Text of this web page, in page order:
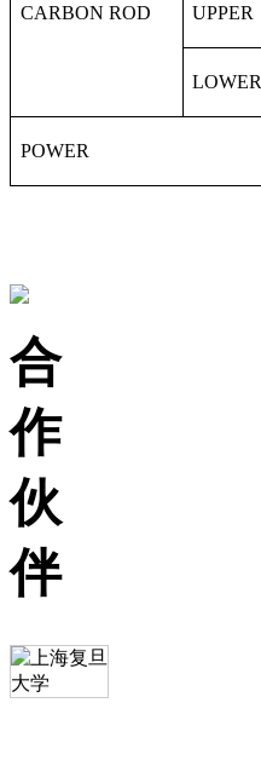
CARBON ROD UPPER
LOWER
POWER
合
作
伙
伴